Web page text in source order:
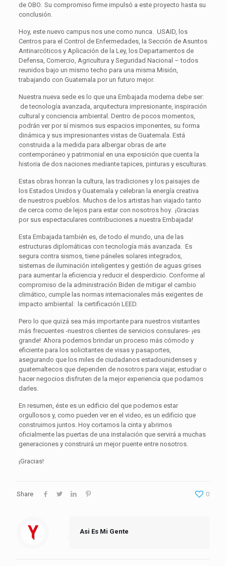
de OBO. Su compromiso firme impulsó a este proyecto hasta su
conclusión.
Hoy, este nuevo campus nos une como nunca. USAID, los
Centros para el Control de Enfermedades, la Sección de Asuntos
Antinarcóticos y Aplicación de la Ley, los Departamentos de
Defensa, Comercio, Agricultura y Seguridad Nacional – todos
reunidos bajo un mismo techo para una misma Misión,
trabajando con Guatemala por un futuro mejor.
Nuestra nueva sede es lo que una Embajada moderna debe ser:
de tecnología avanzada, arquitectura impresionante, inspiración
cultural y conciencia ambiental. Dentro de pocos momentos,
podrán ver por sí mismos sus espacios imponentes, su forma
dinámica y sus impresionantes vistas de Guatemala. Está
construida a la medida para albergar obras de arte
contemporáneo y patrimonial en una exposición que cuenta la
historia de dos naciones mediante tapices, pinturas y esculturas.
Estas obras honran la cultura, las tradiciones y los paisajes de
los Estados Unidos y Guatemala y celebran la energía creativa
de nuestros pueblos. Muchos de los artistas han viajado tanto
de cerca como de lejos para estar con nosotros hoy. ¡Gracias
por sus espectaculares contribuciones a nuestra Embajada!
Esta Embajada también es, de todo el mundo, una de las
estructuras diplomáticas con tecnología más avanzada. Es
segura contra sismos, tiene páneles solares integrados,
sistemas de iluminación inteligentes y gestión de aguas grises
para aumentar la eficiencia y reducir el desperdicio. Conforme al
compromiso de la administración Biden de mitigar el cambio
climático, cumple las normas internacionales más exigentes de
impacto ambiental: la certificación LEED.
Pero lo que quizá sea más importante para nuestros visitantes
más frecuentes -nuestros clientes de servicios consulares- ¡es
grande! Ahora podemos brindar un proceso más cómodo y
eficiente para los solicitantes de visas y pasaportes,
asegurando que los miles de ciudadanos estadounidenses y
guatemaltecos que dependen de nosotros para viajar, estudiar o
hacer negocios disfruten de la mejor experiencia que podamos
darles.
En resumen, éste es un edificio del que podemos estar
orgullosos y, como pueden ver en el video, es un edificio que
construimos juntos. Hoy cortamos la cinta y abrimos
oficialmente las puertas de una instalación que servirá a muchas
generaciones y construirá un mejor puente entre nosotros.
¡Gracias!
Share 0
Asi Es Mi Gente